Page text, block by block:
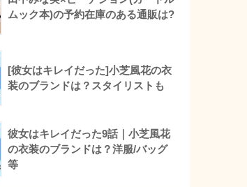
ムック本)の予約在庫のある通販は?
[彼女はキレイだった]小芝風花の衣
装のブランドは？スタイリストも
彼女はキレイだった9話｜小芝風花
の衣装のブランドは？洋服/バッグ
等